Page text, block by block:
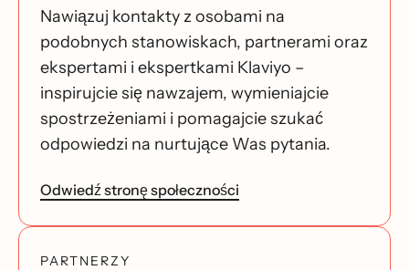
Nawiązuj kontakty z osobami na
podobnych stanowiskach, partnerami oraz
ekspertami i ekspertkami Klaviyo –
inspirujcie się nawzajem, wymieniajcie
spostrzeżeniami i pomagajcie szukać
odpowiedzi na nurtujące Was pytania.
Odwiedź stronę społeczności
PARTNERZY